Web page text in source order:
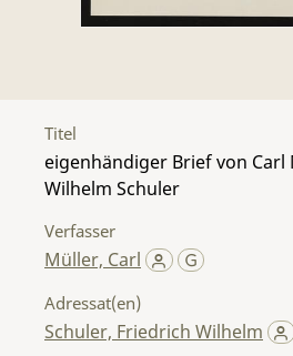
Titel
eigenhändiger Brief von
Wilhelm Schuler
Verfasser
Müller, Carl
Adressat(en)
Schuler, Friedrich Wilhelm